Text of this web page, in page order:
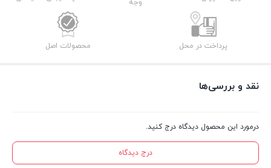
وجه
پرداخت در محل محصولات اصل
نقد و بررسی‌ها
درمورد این محصول دیدگاه درج کنید.
درج دیدگاه